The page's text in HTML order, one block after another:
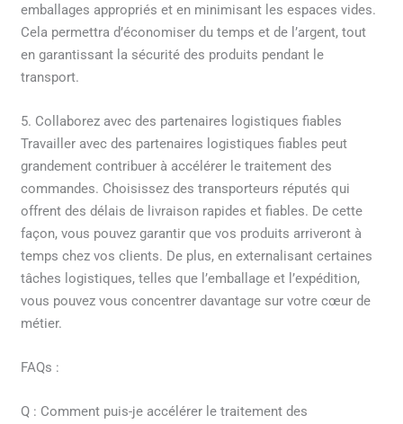
emballages appropriés et en minimisant les espaces vides.
Cela permettra d’économiser du temps et de l’argent, tout
en garantissant la sécurité des produits pendant le
transport.
5. Collaborez avec des partenaires logistiques fiables
Travailler avec des partenaires logistiques fiables peut
grandement contribuer à accélérer le traitement des
commandes. Choisissez des transporteurs réputés qui
offrent des délais de livraison rapides et fiables. De cette
façon, vous pouvez garantir que vos produits arriveront à
temps chez vos clients. De plus, en externalisant certaines
tâches logistiques, telles que l’emballage et l’expédition,
vous pouvez vous concentrer davantage sur votre cœur de
métier.
FAQs :
Q : Comment puis-je accélérer le traitement des